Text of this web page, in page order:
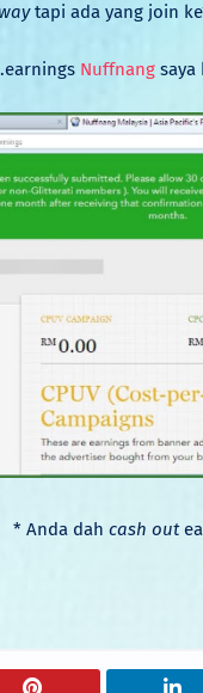
tapi ada yang join
Nuffnang saya
* Anda dah cash out